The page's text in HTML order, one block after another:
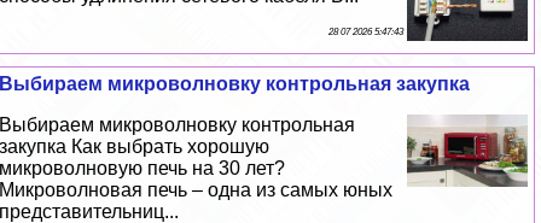
28 07 2026 5:47:43
Выбираем микроволновку контрольная закупка
Выбираем микроволновку контрольная
закупка Как выбрать хорошую
микроволновую печь на 30 лет?
Микроволновая печь – одна из самых юных
представительниц...